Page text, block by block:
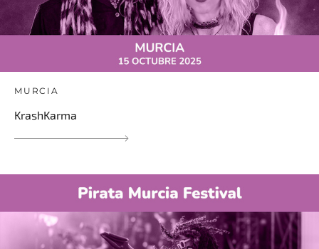
MURCIA
KrashKarma